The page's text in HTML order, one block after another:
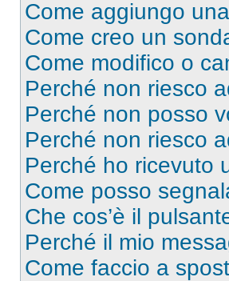
Come aggiungo
Come creo un
Come modifico o
Perché non riesco
Perché non posso
Perché non riesco
Perché ho ricevuto
Come posso
Che cos’è il
Perché il mio
Come faccio a